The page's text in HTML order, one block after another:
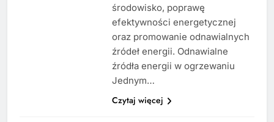
środowisko, poprawę
efektywności energetycznej
oraz promowanie odnawialnych
źródeł energii. Odnawialne
źródła energii w ogrzewaniu
Jednym…
Czytaj więcej